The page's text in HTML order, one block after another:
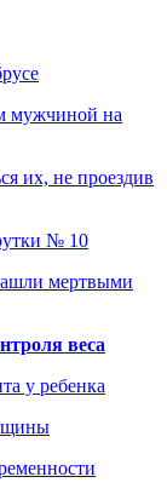
мужчиной на
их, не проездив
№ 10
мертвыми
веса
у ребенка